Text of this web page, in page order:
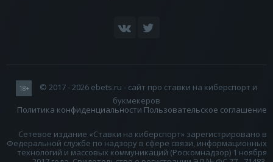
18+
© 2017 - 2026 ebets.ru - сайт про ставки на киберспорт и
букмекеров
Политика конфиденциальности Пользовательское соглашение
Сетевое издание «Ставки на киберспорт» зарегистрировано в
Федеральной службе по надзору в сфере связи, информационных
технологий и массовых коммуникаций (Роскомнадзор) 1 ноября